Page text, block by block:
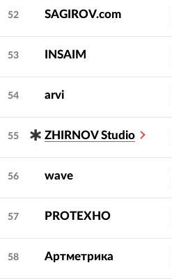
52 SAGIROV.com
53 INSAIM
54 arvi
55 ZHIRNOV Studio
56 wave
57 PROТЕХНО
58 Артметрика